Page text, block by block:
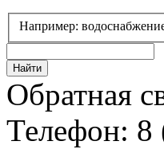
Например:
Обратная
Телефон: 8